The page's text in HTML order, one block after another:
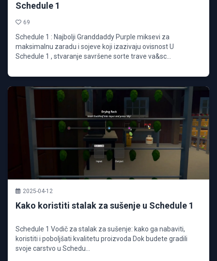
Schedule 1
69
Schedule 1 : Najbolji Granddaddy Purple miksevi za
maksimalnu zaradu i sojeve koji izazivaju ovisnost U
Schedule 1 , stvaranje savršene sorte trave va&sc...
2025-04-12
Kako koristiti stalak za sušenje u Schedule 1
Schedule 1 Vodič za stalak za sušenje: kako ga nabaviti,
koristiti i poboljšati kvalitetu proizvoda Dok budete gradili
svoje carstvo u Schedu...